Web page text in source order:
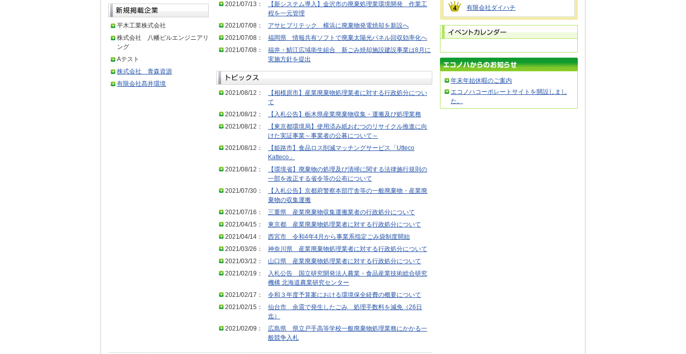
平木工業株式会社
株式会社 八幡ビルエンジニアリ
ング
Aテスト
株式会社 青森資源
有限会社髙井環境
2021/07/13：
【新システム導入】金沢市の廃棄処理業環境開発 作業工
程を一元管理
2021/07/08：
アサヒプリテック 横浜に廃棄物発電焼却を新設へ
2021/07/08：
福岡県 情報共有ソフトで廃棄太陽光パネル回収効率化へ
2021/07/08：
福井・鯖江広域衛生組合 新ごみ焼却施設建設事業は8月に
実施方針を提出
2021/08/12：
【相模原市】産業廃棄物処理業者に対する行政処分につい
て
2021/08/12：
【入札公告】栃木県産業廃棄物収集・運搬及び処理業務
2021/08/12：
【東京都環境局】使用済み紙おむつのリサイクル推進に向
けた実証事業～事業者の公募について～
2021/08/12：
【姫路市】食品ロス削減マッチングサービス「Utteco
Katteco」
2021/08/12：
【環境省】廃棄物の処理及び清掃に関する法律施行規則の
一部を改正する省令等の公布について
2021/07/30：
【入札公告】京都府警察本部庁舎等の一般廃棄物・産業廃
棄物の収集運搬
2021/07/16：
三重県 産業廃棄物収集運搬業者の行政処分について
2021/04/15：
東京都 産業廃棄物処理業者に対する行政処分について
2021/04/14：
西宮市 令和4年4月から事業系指定ごみ袋制度開始
2021/03/26：
神奈川県 産業廃棄物処理業者に対する行政処分について
2021/03/12：
山口県 産業廃棄物処理業者に対する行政処分について
2021/02/19：
入札公告 国立研究開発法人農業・食品産業技術総合研究
機構 北海道農業研究センター
2021/02/17：
令和３年度予算案における環境保全経費の概要について
2021/02/15：
仙台市 余震で発生したごみ 処理手数料を減免（26日
迄）
2021/02/09：
広島県 県立戸手高等学校一般廃棄物処理業務にかかる一
般競争入札
有限会社ダイハチ
年末年始休暇のご案内
エコノハコーポレートサイトを開設しまし
た。